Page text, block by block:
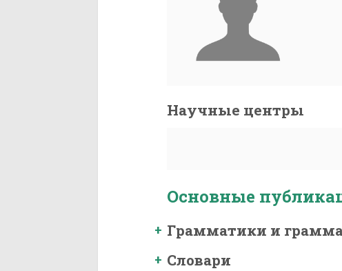
Научные центры
Основные
Грамматики и
Словари